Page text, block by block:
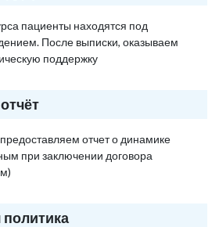
пациенты находятся под
После выписки, оказываем
поддержку
отчет о динамике
при заключении договора
политика